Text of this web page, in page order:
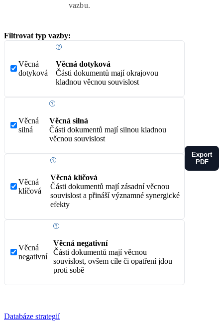
vazbu.
Filtrovat typ vazby:
Věcná
dotyková
Věcná dotyková
Části dokumentů mají okrajovou
kladnou věcnou souvislost
Věcná
silná
Věcná silná
Části dokumentů mají silnou kladnou
věcnou souvislost
Věcná
klíčová
Věcná klíčová
Části dokumentů mají zásadní věcnou
souvislost a přináší významné synergické
efekty
Věcná
negativní
Věcná negativní
Části dokumentů mají věcnou
souvislost, ovšem cíle či opatření jdou
proti sobě
Export
PDF
Databáze strategií